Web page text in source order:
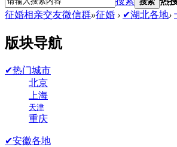
征婚相亲交友微信群»征婚 › ✔湖北各地›
版块导航
✔热门城市
北京
上海
天津
重庆
✔安徽各地